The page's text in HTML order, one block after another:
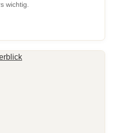
wichtig.